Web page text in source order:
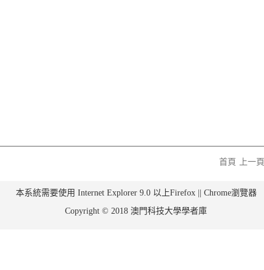
首頁
上一頁
本系統需要使用 Internet Explorer 9.0 以上Firefox || Chrome瀏覽器
Copyright © 2018 澳門科技大學學者庫